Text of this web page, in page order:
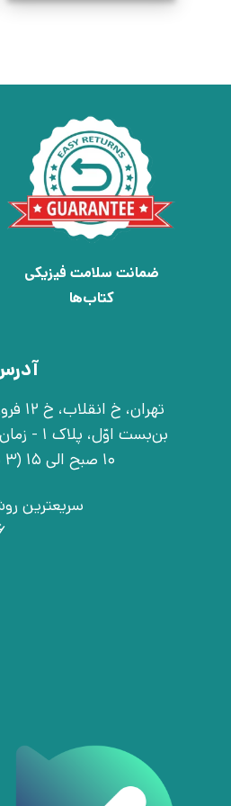
ضمانت سلامت فیزیکی
کتاب‌ها
بن‌بست
10 صبح الی 15 (3 بعد از ظهر) - قبل از تشریف آوردن تماس بگیرید
سریعترین